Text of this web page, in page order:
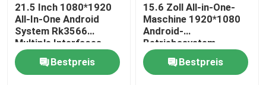
TFT LCD-Kontrolleur Board
Zeichen-LCD-Anzeigemodul
21.5 Inch 1080*1920
All-In-One Android
System Rk3566
Multiple Interfaces
Adjustable Brightness
Bestpreis
15.6 Zoll All-in-One-
Maschine 1920*1080
Android-
Betriebssystem
Unterstützung für
mehrere Schnittstellen
mehrere Sprachen
Bestpreis